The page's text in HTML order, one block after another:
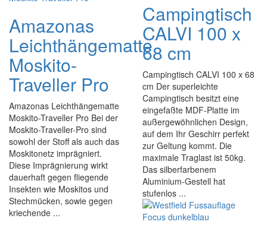
Amazonas
Leichthängematte
Moskito-
Traveller Pro
Amazonas Leichthängematte
Moskito-Traveller Pro Bei der
Moskito-Traveller-Pro sind
sowohl der Stoff als auch das
Moskitonetz imprägniert.
Diese Imprägnierung wirkt
dauerhaft gegen fliegende
Insekten wie Moskitos und
Stechmücken, sowie gegen
kriechende ...
Campingtisch
CALVI 100 x
68 cm
Campingtisch CALVI 100 x 68
cm Der superleichte
Campingtisch besitzt eine
eingefaßte MDF-Platte im
außergewöhnlichen Design,
auf dem Ihr Geschirr perfekt
zur Geltung kommt. Die
maximale Traglast ist 50kg.
Das silberfarbenem
Aluminium-Gestell hat
stufenlos ...